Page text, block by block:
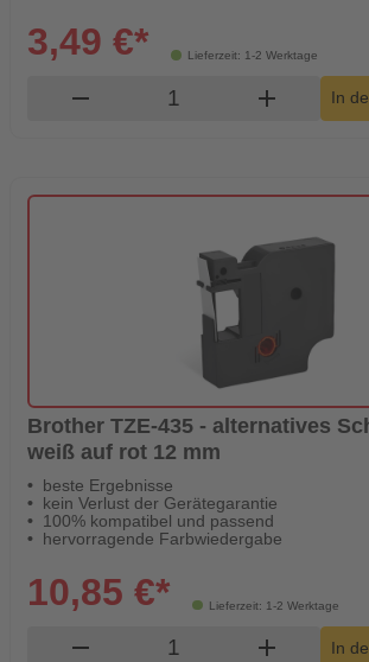
Lieferzeit: 1-2 Werktage
3,49 €*
remove Produkt Warenkorb
add In
Brother TZE-435 - alternatives
weiß auf rot 12 mm
beste Ergebnisse
kein Verlust der Gerätegarantie
100% kompatibel und passend
hervorragende Farbwiedergabe
Lieferzeit: 1-2 Werktage
10,85 €*
remove Produkt Warenkorb
add In